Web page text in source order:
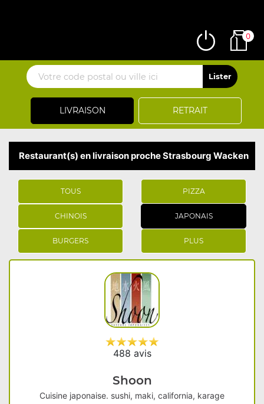
LIVRAISON RETRAIT
0
Restaurant(s) en livraison proche Strasbourg Wacken
TOUS PIZZA
CHINOIS JAPONAIS
BURGERS PLUS
488 avis
Shoon
Cuisine japonaise. sushi, maki, california, karage